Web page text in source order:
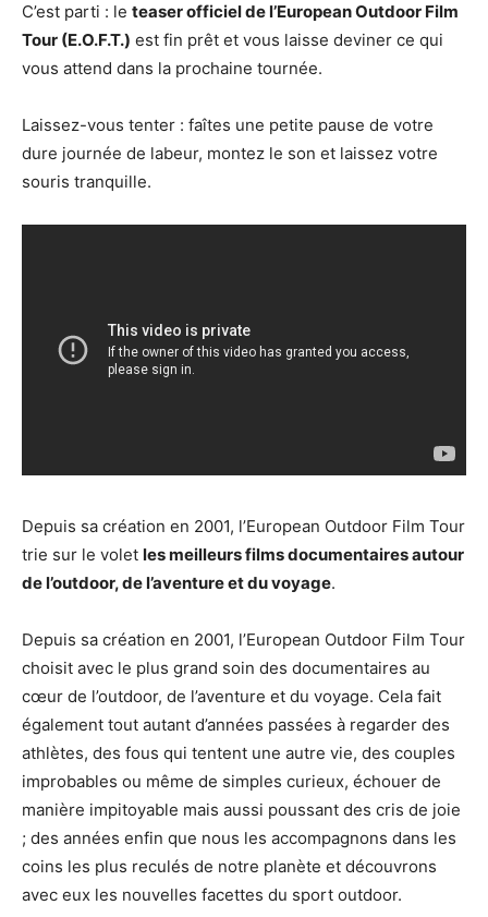
C’est parti : le teaser officiel de l’European Outdoor Film
Tour (E.O.F.T.) est fin prêt et vous laisse deviner ce qui
vous attend dans la prochaine tournée.
Laissez-vous tenter : faîtes une petite pause de votre
dure journée de labeur, montez le son et laissez votre
souris tranquille.
Depuis sa création en 2001, l’European Outdoor Film Tour
trie sur le volet les meilleurs films documentaires autour
de l’outdoor, de l’aventure et du voyage.
Depuis sa création en 2001, l’European Outdoor Film Tour
choisit avec le plus grand soin des documentaires au
cœur de l’outdoor, de l’aventure et du voyage. Cela fait
également tout autant d’années passées à regarder des
athlètes, des fous qui tentent une autre vie, des couples
improbables ou même de simples curieux, échouer de
manière impitoyable mais aussi poussant des cris de joie
; des années enfin que nous les accompagnons dans les
coins les plus reculés de notre planète et découvrons
avec eux les nouvelles facettes du sport outdoor.